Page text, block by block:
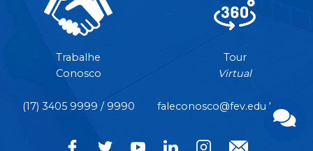
Trabalhe
Conosco
Tour
Virtual
(17) 3405 9999 / 9990 faleconosco@fev.edu.br